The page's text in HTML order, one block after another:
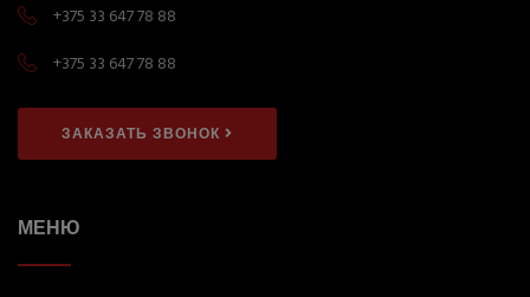
+375 33 647 78 88
+375 33 647 78 88
ЗАКАЗАТЬ ЗВОНОК
МЕНЮ